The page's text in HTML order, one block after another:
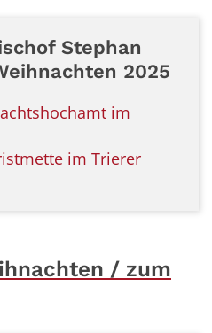
Stephan
2025
im
im Trierer
/ zum